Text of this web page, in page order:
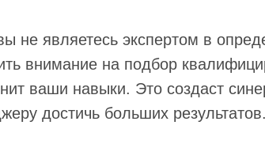
не являетесь экспертом в
внимание на подбор
ваши навыки. Это создаст
достичь больших результатов.